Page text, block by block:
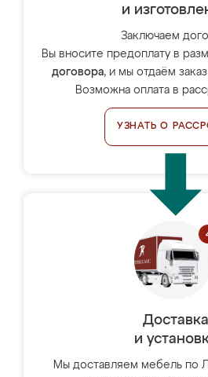
и
Заключаем
Вы вносите предоплату в
договора, и мы отдаём
Возможна оплата в
УЗНАТЬ О
Доставка
и
Мы доставляем мебель по